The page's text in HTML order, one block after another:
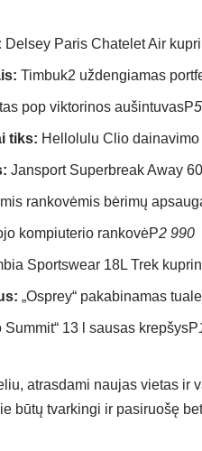
Delsey Paris Chatelet Air
Timbuk2 uždengiamas
pop viktorinos aušintuvasP
tiks: Hellolulu Clio dainavimo
Jansport Superbreak Away
rankovėmis bėrimų
kompiuterio rankovėP2 990
Sportswear 18L Trek
„Osprey“ pakabinamas
Summit“ 13 l sausas krepšysP
atrasdami naujas vietas ir
būtų tvarkingi ir pasiruošę